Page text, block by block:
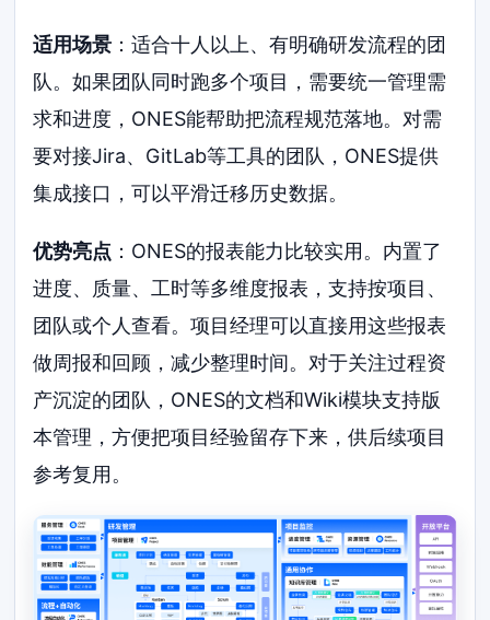
适用场景 ：适合十人以上、有明确研发流程的团
队。如果团队同时跑多个项目，需要统一管理需
求和进度，ONES能帮助把流程规范落地。对需
要对接Jira、GitLab等工具的团队，ONES提供
集成接口，可以平滑迁移历史数据。
优势亮点 ：ONES的报表能力比较实用。内置了
进度、质量、工时等多维度报表，支持按项目、
团队或个人查看。项目经理可以直接用这些报表
做周报和回顾，减少整理时间。对于关注过程资
产沉淀的团队，ONES的文档和Wiki模块支持版
本管理，方便把项目经验留存下来，供后续项目
参考复用。